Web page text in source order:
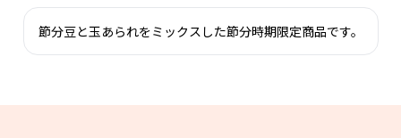
節分豆と玉あられをミックスした節分時期限定商品です。